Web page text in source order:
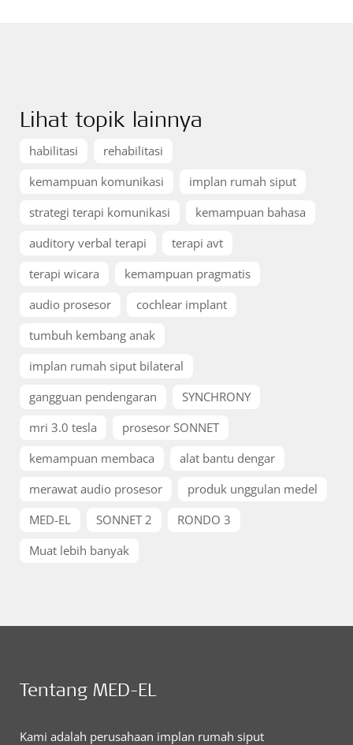
Lihat topik lainnya
habilitasi
rehabilitasi
kemampuan komunikasi
implan rumah siput
strategi terapi komunikasi
kemampuan bahasa
auditory verbal terapi
terapi avt
terapi wicara
kemampuan pragmatis
audio prosesor
cochlear implant
tumbuh kembang anak
implan rumah siput bilateral
gangguan pendengaran
SYNCHRONY
mri 3.0 tesla
prosesor SONNET
kemampuan membaca
alat bantu dengar
merawat audio prosesor
produk unggulan medel
MED-EL
SONNET 2
RONDO 3
Muat lebih banyak
Tentang MED-EL
Kami adalah perusahaan implan rumah siput